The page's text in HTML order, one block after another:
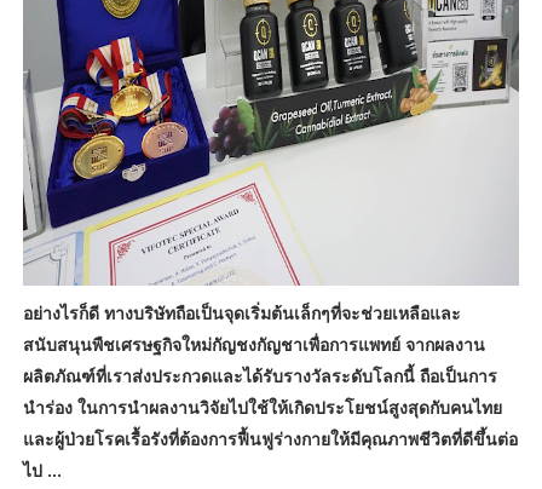
อย่างไรก็ดี ทางบริษัทถือเป็นจุดเริ่มต้นเล็กๆที่จะช่วยเหลือและ
สนับสนุนพืชเศรษฐกิจใหม่กัญชงกัญชาเพื่อการแพทย์ จากผลงาน
ผลิตภัณฑ์ที่เราส่งประกวดและได้รับรางวัลระดับโลกนี้ ถือเป็นการ
นำร่อง ในการนำผลงานวิจัยไปใช้ให้เกิดประโยชน์สูงสุดกับคนไทย
และผู้ป่วยโรคเรื้อรังที่ต้องการฟื้นฟูร่างกายให้มีคุณภาพชีวิตที่ดีขึ้นต่อ
ไป ...